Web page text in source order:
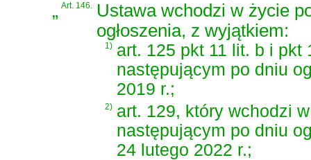
„Art. 146. Ustawa wchodzi w życie
ogłoszenia, z wyjątkiem:
1) art. 125 pkt 11 lit. b i
następującym po dniu
2019 r.;
2) art. 129, który wchodzi
następującym po dniu
24 lutego 2022 r.;